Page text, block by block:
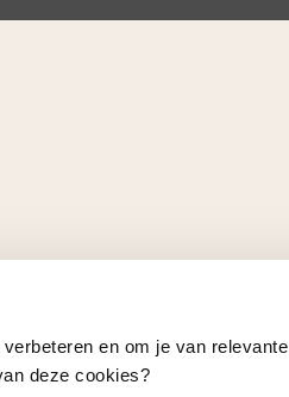
en om je van relevante
deze cookies?